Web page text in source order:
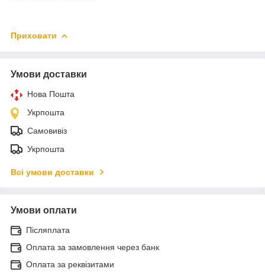
Приховати
Умови доставки
Нова Пошта
Укрпошта
Самовивіз
Укрпошта
Всі умови доставки
Умови оплати
Післяплата
Оплата за замовлення через банк
Оплата за реквізитами